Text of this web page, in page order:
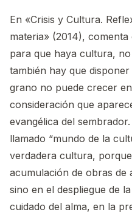
En «Crisis y Cultura.
materia» (2014),
para que haya cultura,
también hay que
grano no puede crecer
consideración que
evangélica del
llamado “mundo de la
verdadera cultura,
acumulación de obras de
sino en el despliegue de
cuidado del alma, en la